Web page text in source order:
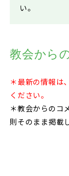
資料請求
アクセス
い。
教会から
＊最新の情報は
ください。
＊教会からのコ
則そのまま掲載